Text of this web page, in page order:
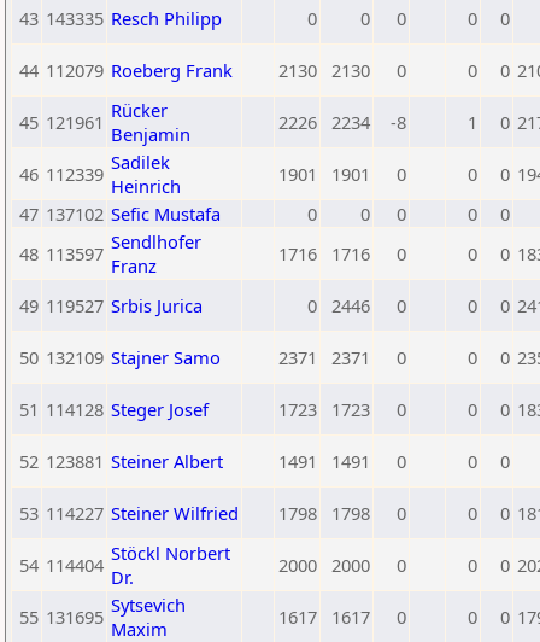
43 143335 Resch Philipp 0 0 0 0 0
44 112079 Roeberg Frank 2130 2130 0 0 0
45 121961 Rücker
Benjamin
2226 2234 -8 1 0
46 112339 Sadilek
Heinrich
1901 1901 0 0 0
47 137102 Sefic Mustafa 0 0 0 0
0
48 113597 Sendlhofer
Franz
1716 1716 0 0 0
49 119527 Srbis Jurica 0 2446 0 0 0
50 132109 Stajner Samo 2371 2371 0 0 0
51 114128 Steger Josef 1723 1723 0 0 0
52 123881 Steiner Albert 1491 1491 0 0 0
53 114227 Steiner Wilfried 1798 1798 0 0 0
54 114404 Stöckl Norbert
Dr.
2000 2000 0 0 0
55 131695 Sytsevich
Maxim
1617 1617 0 0 0